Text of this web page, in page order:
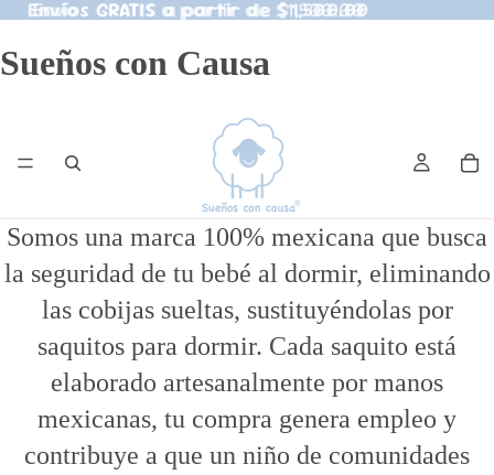
Envíos GRATIS a partir de $1,500.00
Envíos GRATIS a partir de $1,500.00
Sueños con Causa
Somos una marca 100% mexicana que busca
la seguridad de tu bebé al dormir, eliminando
las cobijas sueltas, sustituyéndolas por
saquitos para dormir. Cada saquito está
elaborado artesanalmente por manos
mexicanas, tu compra genera empleo y
contribuye a que un niño de comunidades